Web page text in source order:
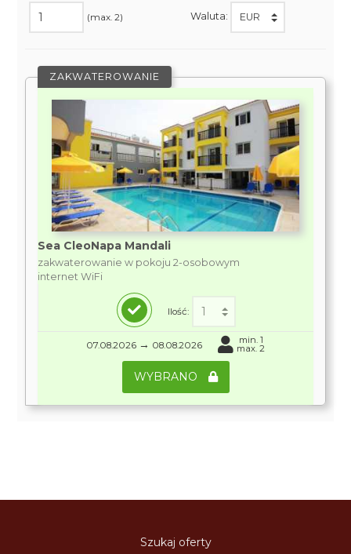
(max. 2) Waluta:
ZAKWATEROWANIE
Sea CleoNapa Mandali
zakwaterowanie w pokoju 2-osobowym
internet WiFi
Ilość:
07.08.2026 → 08.08.2026 min. 1
max. 2
WYBRANO
Szukaj oferty